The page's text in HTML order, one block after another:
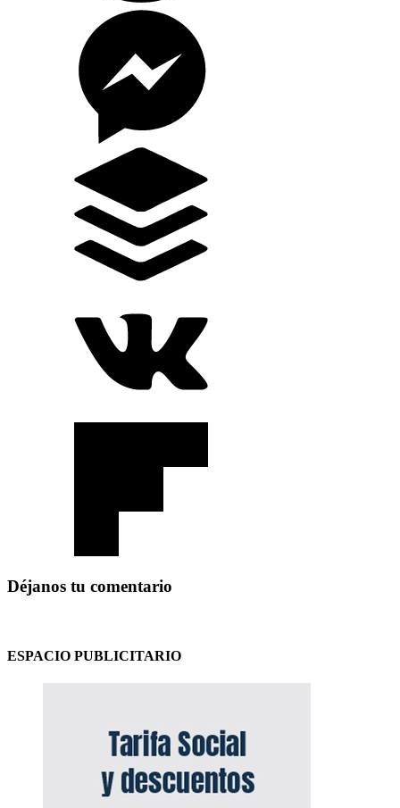
Déjanos tu comentario
ESPACIO PUBLICITARIO